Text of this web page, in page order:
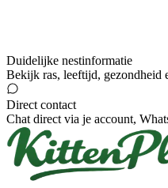
Duidelijke nestinformatie
Bekijk ras, leeftijd, gezondheid
Direct contact
Chat direct via je account,